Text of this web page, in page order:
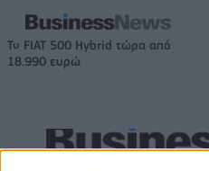
Το FIAT 500 Hybrid τώρα από
18.990 ευρώ